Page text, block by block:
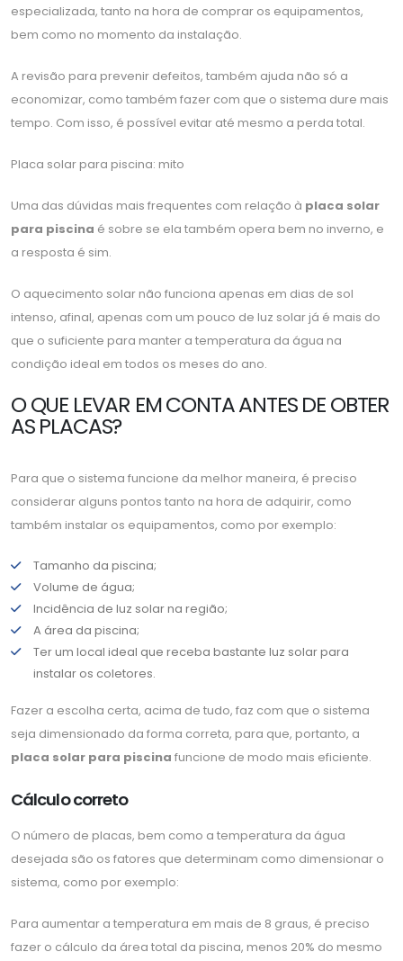
especializada, tanto na hora de comprar os equipamentos,
bem como no momento da instalação.
A revisão para prevenir defeitos, também ajuda não só a
economizar, como também fazer com que o sistema dure mais
tempo. Com isso, é possível evitar até mesmo a perda total.
Placa solar para piscina: mito
Uma das dúvidas mais frequentes com relação à placa solar
para piscina é sobre se ela também opera bem no inverno, e
a resposta é sim.
O aquecimento solar não funciona apenas em dias de sol
intenso, afinal, apenas com um pouco de luz solar já é mais do
que o suficiente para manter a temperatura da água na
condição ideal em todos os meses do ano.
O QUE LEVAR EM CONTA ANTES DE OBTER
AS PLACAS?
Para que o sistema funcione da melhor maneira, é preciso
considerar alguns pontos tanto na hora de adquirir, como
também instalar os equipamentos, como por exemplo:
Tamanho da piscina;
Volume de água;
Incidência de luz solar na região;
A área da piscina;
Ter um local ideal que receba bastante luz solar para
instalar os coletores.
Fazer a escolha certa, acima de tudo, faz com que o sistema
seja dimensionado da forma correta, para que, portanto, a
placa solar para piscina funcione de modo mais eficiente.
Cálculo correto
O número de placas, bem como a temperatura da água
desejada são os fatores que determinam como dimensionar o
sistema, como por exemplo:
Para aumentar a temperatura em mais de 8 graus, é preciso
fazer o cálculo da área total da piscina, menos 20% do mesmo